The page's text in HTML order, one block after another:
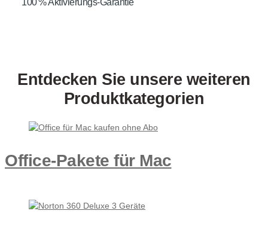
100 % Aktivierungs-Garantie
Entdecken Sie unsere weiteren
Produktkategorien
Office-Pakete für Mac